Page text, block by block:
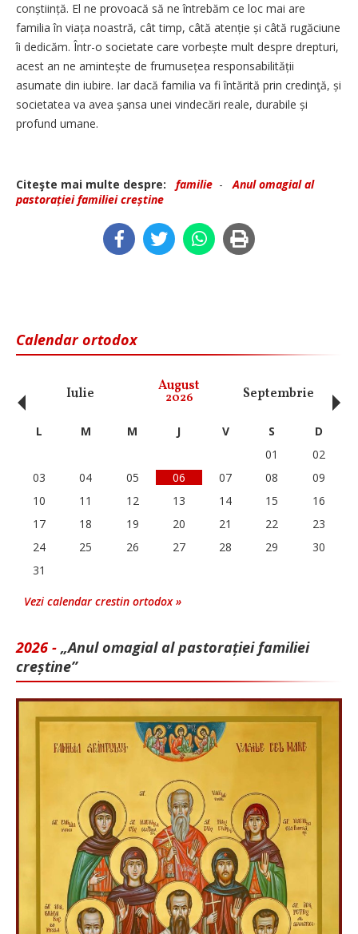
conștiință. El ne provoacă să ne întrebăm ce loc mai are
familia în viața noastră, cât timp, câtă atenție și câtă rugăciune
îi dedicăm. Într-o societate care vorbește mult despre drepturi,
acest an ne amintește de frumusețea respon­sabilității
asumate din iubire. Iar dacă familia va fi întărită prin credinţă, și
societatea va avea șansa unei vindecări reale, durabile și
profund umane.
Citeşte mai multe despre: familie -Anul omagial al
pastorației familiei creștine
Calendar ortodox
Iulie August
2026 Septembrie
‹ L M M J V S
D
01
02
03
04 05 06 07 08
09
10
11 12 13 14 15
16
17
18 19 20 21 22
23
24
25 26 27 28 29
30
31
Vezi calendar crestin ortodox »
2026 - „Anul omagial al pastorației familiei
creștine”